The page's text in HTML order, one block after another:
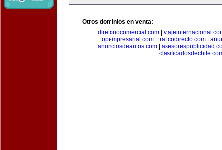
Otros dominios en venta:
diretoriocomercial.com
topempresarial.com
traficodirecto.com
anunciosdeautos.com|